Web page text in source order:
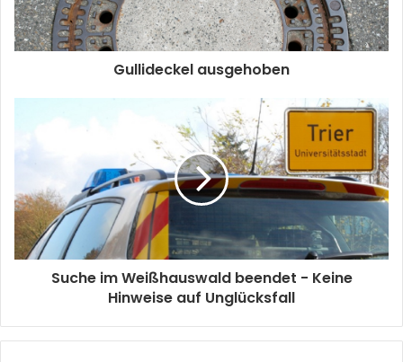
Gullideckel ausgehoben
Suche im Weißhauswald beendet - Keine
Hinweise auf Unglücksfall